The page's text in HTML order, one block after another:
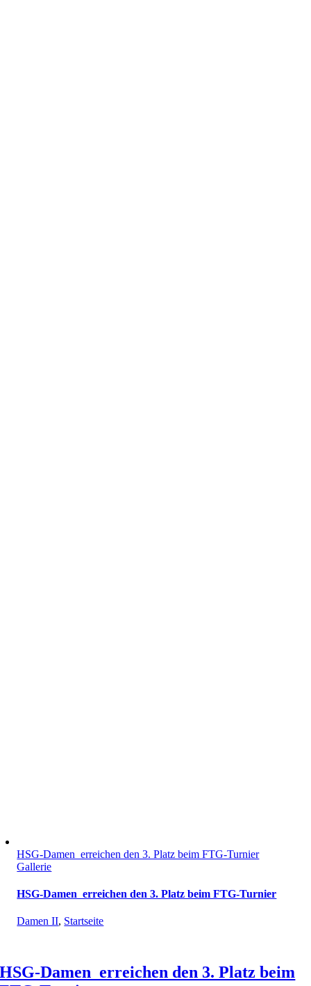
HSG-Damen erreichen den 3. Platz beim FTG-Turnier
Gallerie
HSG-Damen erreichen den 3. Platz beim FTG-Turnier
Damen II, Startseite
HSG-Damen erreichen den 3. Platz beim